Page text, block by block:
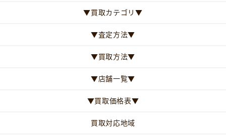
▼買取カテゴリ▼
▼査定方法▼
▼買取方法▼
▼店舗一覧▼
▼買取価格表▼
買取対応地域